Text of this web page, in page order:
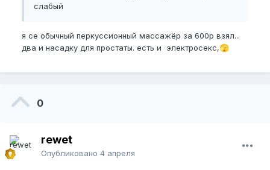
слабый
я се обычный перкуссионный массажёр за 600р взял...
два и насадку для простаты. есть и электросекс,🫣
0
rewet
Опубликовано 4 апреля